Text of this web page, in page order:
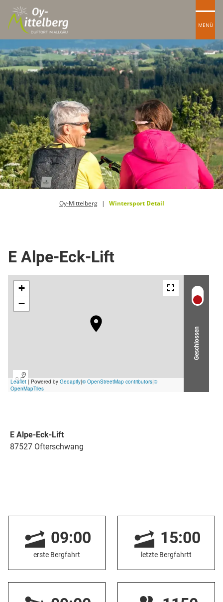
MENÜ
Oy-Mittelberg Wintersport Detail
E Alpe-Eck-Lift
Geschlossen
E Alpe-Eck-Lift
87527 Ofterschwang
09:00
erste Bergfahrt
15:00
letzte Bergfahrtt